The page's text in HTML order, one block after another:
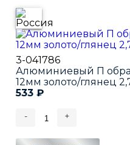
3-041786
Алюминиевый П
12мм золото/глянец
533 ₽
- +